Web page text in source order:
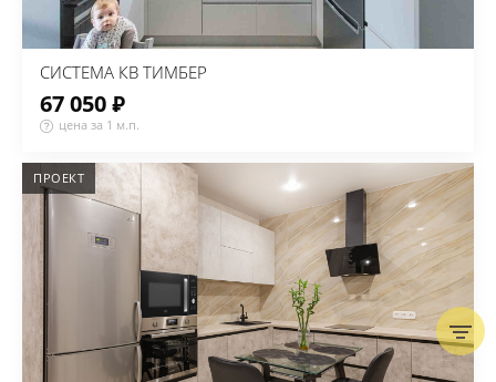
СИСТЕМА КВ ТИМБЕР
67 050 ₽
цена за 1 м.п.
ПРОЕКТ